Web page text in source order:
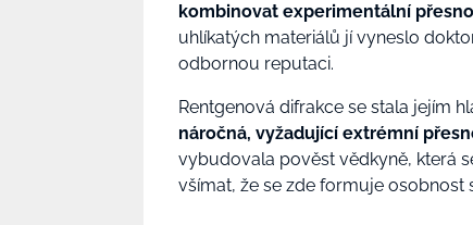
kombinovat experimentální
uhlíkatých materiálů jí vyneslo
odbornou reputaci.
Rentgenová difrakce se stala jejím
náročná, vyžadující extrémní
vybudovala pověst vědkyně, která
všímat, že se zde formuje